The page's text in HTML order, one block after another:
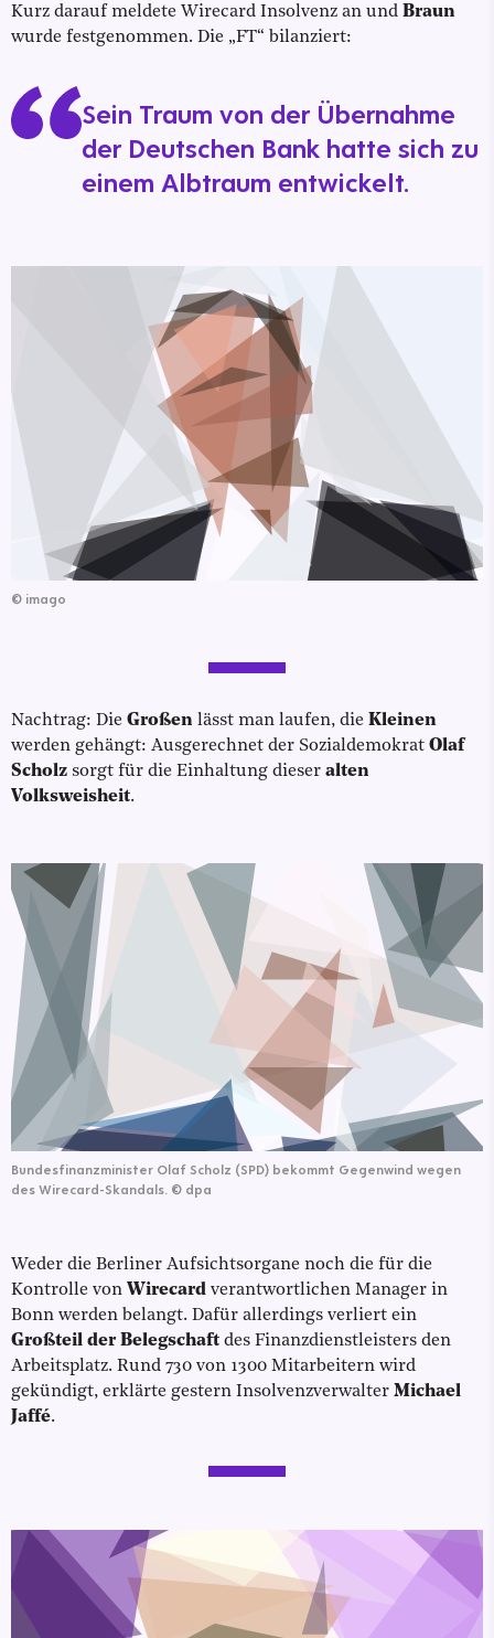
Kurz darauf meldete Wirecard Insolvenz an und Braun
wurde festgenommen. Die „FT“ bilanziert:
Sein Traum von der Übernahme
der Deutschen Bank hatte sich zu
einem Albtraum entwickelt.
© imago
Nachtrag: Die Großen lässt man laufen, die Kleinen
werden gehängt: Ausgerechnet der Sozialdemokrat Olaf
Scholz sorgt für die Einhaltung dieser alten
Volksweisheit.
Bundesfinanzminister Olaf Scholz (SPD) bekommt Gegenwind wegen
des Wirecard-Skandals. © dpa
Weder die Berliner Aufsichtsorgane noch die für die
Kontrolle von Wirecard verantwortlichen Manager in
Bonn werden belangt. Dafür allerdings verliert ein
Großteil der Belegschaft des Finanzdienstleisters den
Arbeitsplatz. Rund 730 von 1300 Mitarbeitern wird
gekündigt, erklärte gestern Insolvenzverwalter Michael
Jaffé.